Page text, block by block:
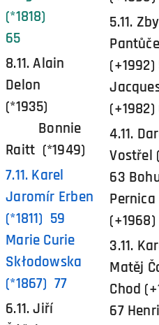
(*1818)
65
8.11. Alain
Delon
(*1935)
Bonnie
Raitt (*1949)
7.11. Karel
Jaromír Erben
(*1811) 59
Marie Curie
Skłodowska
(*1867) 77
6.11. Jiří
5.11.
(+1992)
(+1982)
4.11.
Vostřel
63
Pernica
(+1968)
3.11.
Matěj
Chod
67 Henri